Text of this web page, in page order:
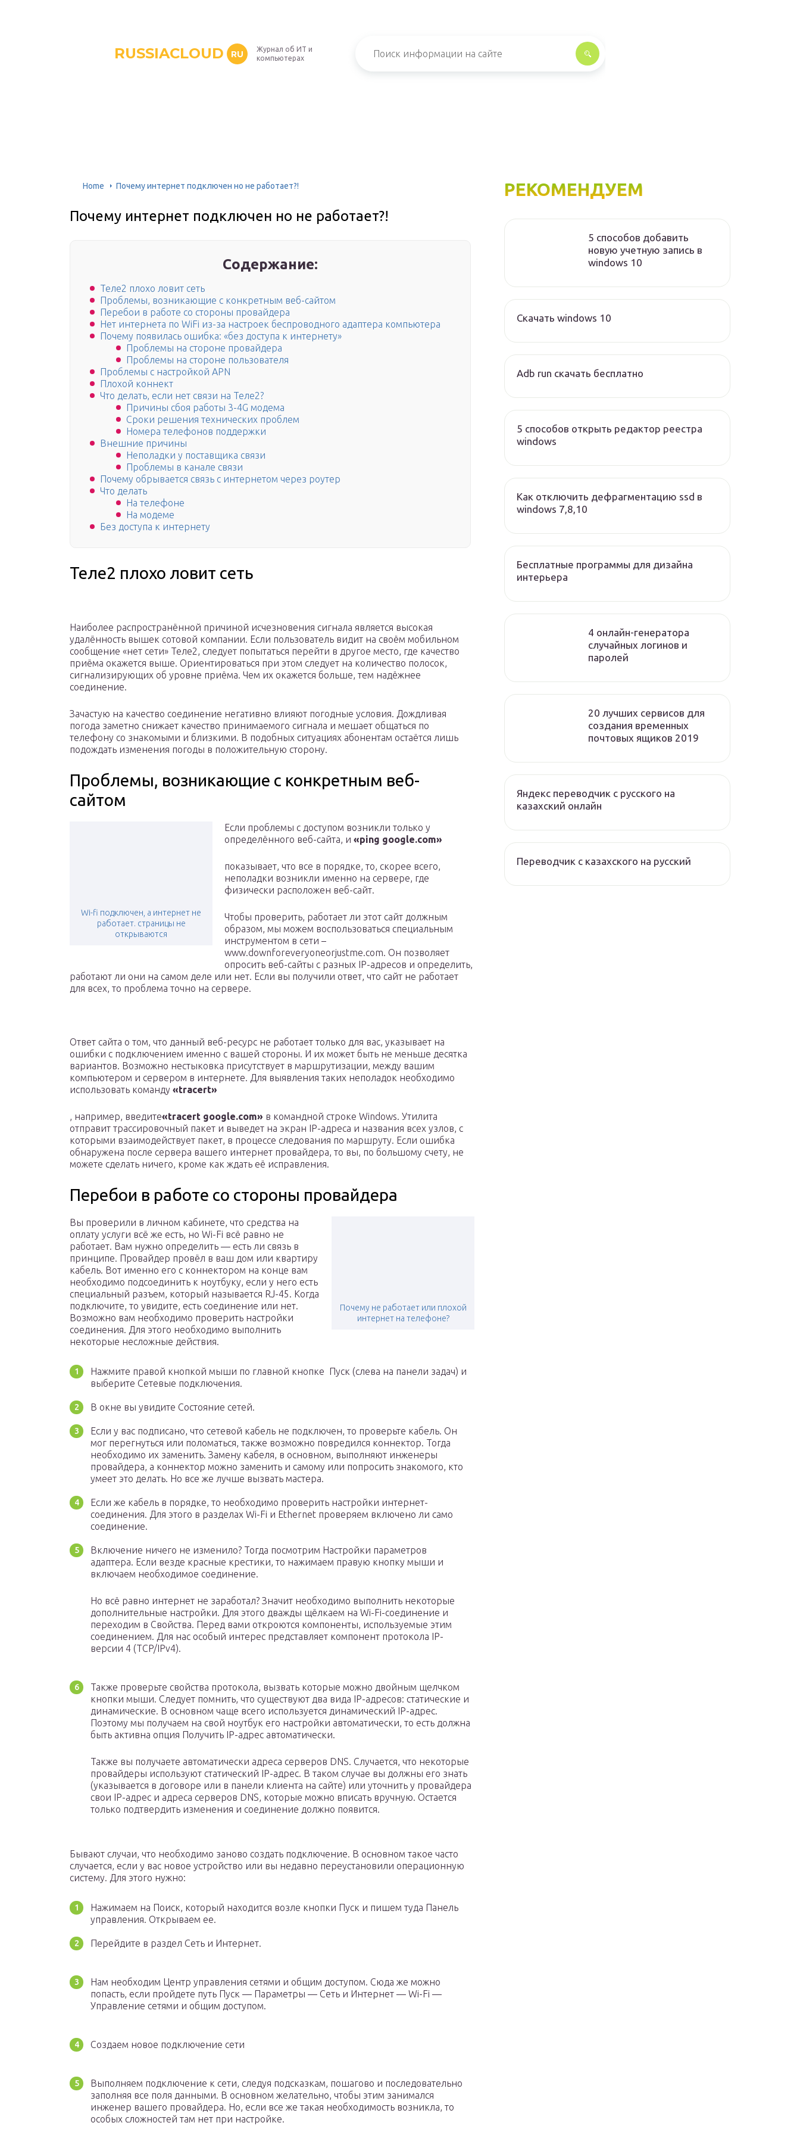
RUSSIACLOUD RU
Журнал об ИТ и
компьютерах
Home Почему интернет подключен но не работает?!
Почему интернет подключен но не работает?!
Содержание:
Теле2 плохо ловит сеть
Проблемы, возникающие с конкретным веб-сайтом
Перебои в работе со стороны провайдера
Нет интернета по WiFi из-за настроек беспроводного адаптера компьютера
Почему появилась ошибка: «без доступа к интернету»
Проблемы на стороне провайдера
Проблемы на стороне пользователя
Проблемы с настройкой APN
Плохой коннект
Что делать, если нет связи на Теле2?
Причины сбоя работы 3-4G модема
Сроки решения технических проблем
Номера телефонов поддержки
Внешние причины
Неполадки у поставщика связи
Проблемы в канале связи
Почему обрывается связь с интернетом через роутер
Что делать
На телефоне
На модеме
Без доступа к интернету
Теле2 плохо ловит сеть
Наиболее распространённой причиной исчезновения сигнала является высокая
удалённость вышек сотовой компании. Если пользователь видит на своём мобильном
сообщение «нет сети» Теле2, следует попытаться перейти в другое место, где качество
приёма окажется выше. Ориентироваться при этом следует на количество полосок,
сигнализирующих об уровне приёма. Чем их окажется больше, тем надёжнее
соединение.
Зачастую на качество соединение негативно влияют погодные условия. Дождливая
погода заметно снижает качество принимаемого сигнала и мешает общаться по
телефону со знакомыми и близкими. В подобных ситуациях абонентам остаётся лишь
подождать изменения погоды в положительную сторону.
Проблемы, возникающие с конкретным веб-
сайтом
Wi-fi подключен, а интернет не
работает. страницы не
открываются
Если проблемы с доступом возникли только у
определённого веб-сайта, и «ping google.com»
показывает, что все в порядке, то, скорее всего,
неполадки возникли именно на сервере, где
физически расположен веб-сайт.
Чтобы проверить, работает ли этот сайт должным
образом, мы можем воспользоваться специальным
инструментом в сети –
www.downforeveryoneorjustme.com. Он позволяет
опросить веб-сайты с разных IP-адресов и определить,
работают ли они на самом деле или нет. Если вы получили ответ, что сайт не работает
для всех, то проблема точно на сервере.
Ответ сайта о том, что данный веб-ресурс не работает только для вас, указывает на
ошибки с подключением именно с вашей стороны. И их может быть не меньше десятка
вариантов. Возможно нестыковка присутствует в маршрутизации, между вашим
компьютером и сервером в интернете. Для выявления таких неполадок необходимо
использовать команду «tracert»
, например, введите«tracert google.com» в командной строке Windows. Утилита
отправит трассировочный пакет и выведет на экран IP-адреса и названия всех узлов, с
которыми взаимодействует пакет, в процессе следования по маршруту. Если ошибка
обнаружена после сервера вашего интернет провайдера, то вы, по большому счету, не
можете сделать ничего, кроме как ждать её исправления.
Перебои в работе со стороны провайдера
Почему не работает или плохой
интернет на телефоне?
Вы проверили в личном кабинете, что средства на
оплату услуги всё же есть, но Wi-Fi всё равно не
работает. Вам нужно определить — есть ли связь в
принципе. Провайдер провёл в ваш дом или квартиру
кабель. Вот именно его с коннектором на конце вам
необходимо подсоединить к ноутбуку, если у него есть
специальный разъем, который называется RJ-45. Когда
подключите, то увидите, есть соединение или нет.
Возможно вам необходимо проверить настройки
соединения. Для этого необходимо выполнить
некоторые несложные действия.
Нажмите правой кнопкой мыши по главной кнопке Пуск (слева на панели задач) и
выберите Сетевые подключения.
В окне вы увидите Состояние сетей.
Если у вас подписано, что сетевой кабель не подключен, то проверьте кабель. Он
мог перегнуться или поломаться, также возможно повредился коннектор. Тогда
необходимо их заменить. Замену кабеля, в основном, выполняют инженеры
провайдера, а коннектор можно заменить и самому или попросить знакомого, кто
умеет это делать. Но все же лучше вызвать мастера.
Если же кабель в порядке, то необходимо проверить настройки интернет-
соединения. Для этого в разделах Wi-Fi и Ethernet проверяем включено ли само
соединение.
Включение ничего не изменило? Тогда посмотрим Настройки параметров
адаптера. Если везде красные крестики, то нажимаем правую кнопку мыши и
включаем необходимое соединение.
Но всё равно интернет не заработал? Значит необходимо выполнить некоторые
дополнительные настройки. Для этого дважды щёлкаем на Wi-Fi-соединение и
переходим в Свойства. Перед вами откроются компоненты, используемые этим
соединением. Для нас особый интерес представляет компонент протокола IP-
версии 4 (TCP/IPv4).
Также проверьте свойства протокола, вызвать которые можно двойным щелчком
кнопки мыши. Следует помнить, что существуют два вида IP-адресов: статические и
динамические. В основном чаще всего используется динамический IP-адрес.
Поэтому мы получаем на свой ноутбук его настройки автоматически, то есть должна
быть активна опция Получить IP-адрес автоматически.
Также вы получаете автоматически адреса серверов DNS. Случается, что некоторые
провайдеры используют статический IP-адрес. В таком случае вы должны его знать
(указывается в договоре или в панели клиента на сайте) или уточнить у провайдера
свои IP-адрес и адреса серверов DNS, которые можно вписать вручную. Остается
только подтвердить изменения и соединение должно появится.
Бывают случаи, что необходимо заново создать подключение. В основном такое часто
случается, если у вас новое устройство или вы недавно переустановили операционную
систему. Для этого нужно:
Нажимаем на Поиск, который находится возле кнопки Пуск и пишем туда Панель
управления. Открываем ее.
Перейдите в раздел Сеть и Интернет.
Нам необходим Центр управления сетями и общим доступом. Сюда же можно
попасть, если пройдете путь Пуск — Параметры — Сеть и Интернет — Wi-Fi —
Управление сетями и общим доступом.
Создаем новое подключение сети
Выполняем подключение к сети, следуя подсказкам, пошагово и последовательно
заполняя все поля данными. В основном желательно, чтобы этим занимался
инженер вашего провайдера. Но, если все же такая необходимость возникла, то
особых сложностей там нет при настройке.
РЕКОМЕНДУЕМ
5 способов добавить
новую учетную запись в
windows 10
Скачать windows 10
Adb run скачать бесплатно
5 способов открыть редактор реестра
windows
Как отключить дефрагментацию ssd в
windows 7,8,10
Бесплатные программы для дизайна
интерьера
4 онлайн-генератора
случайных логинов и
паролей
20 лучших сервисов для
создания временных
почтовых ящиков 2019
Яндекс переводчик с русского на
казахский онлайн
Переводчик с казахского на русский